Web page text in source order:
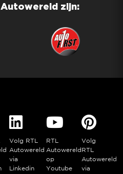
zijn:
Volg RTL
Autowereld
via
Linkedin
RTL
Autowereld
op
Youtube
Volg
RTL
Autowereld
via